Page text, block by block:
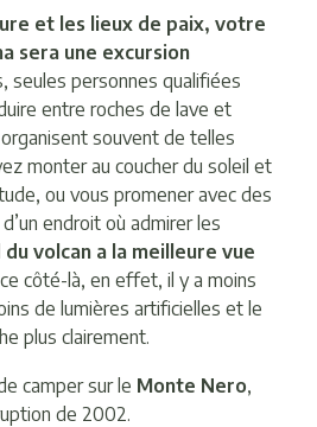
et les lieux de paix, votre
sera une excursion
seules personnes qualifiées
entre roches de lave et
souvent de telles
monter au coucher du soleil et
ou vous promener avec des
endroit où admirer les
volcan a la meilleure vue
côté-là, en effet, il y a moins
de lumières artificielles et le
plus clairement.
camper sur le Monte Nero,
de 2002.